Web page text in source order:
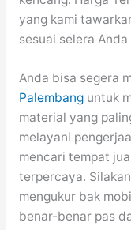
yang kami
sesuai selera
Anda bisa segera
Palembanguntuk
material yang
melayani
mencari tempat
terpercaya.
mengukur bak
benar-benar pas